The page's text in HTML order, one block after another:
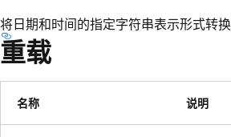
将日期和时间的指定字符串表示形式转
重载
名称 说明